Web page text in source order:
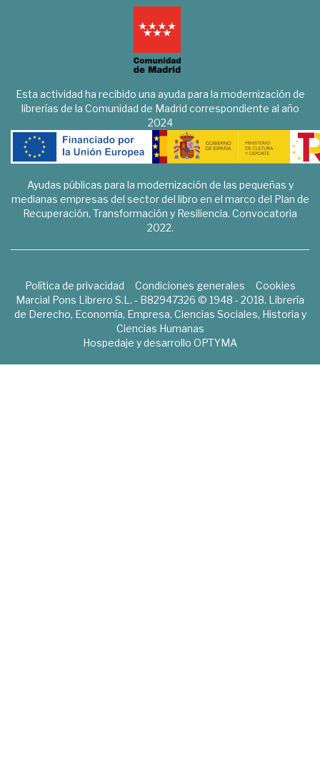
Esta actividad ha recibido una ayuda para la modernización de
librerías de la Comunidad de Madrid correspondiente al año
2024
Ayudas públicas para la modernización de las pequeñas y
medianas empresas del sector del libro en el marco del Plan de
Recuperación, Transformación y Resiliencia. Convocatoria
2022.
Política de privacidad Condiciones generales
Cookies
Marcial Pons Librero S.L. - B82947326 © 1948 - 2018. Librería
de Derecho, Economía, Empresa, Ciencias Sociales, Historia y
Ciencias Humanas
Hospedaje y desarrollo OPTYMA